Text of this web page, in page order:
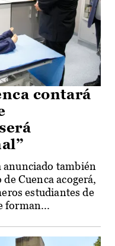
contará
también
Cuenca acogerá,
estudiantes de
forman...